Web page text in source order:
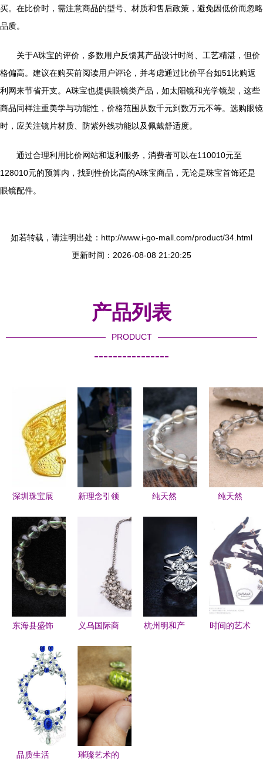
买。在比价时，需注意商品的型号、材质和售后政策，避免因低价而忽略
品质。
关于A珠宝的评价，多数用户反馈其产品设计时尚、工艺精湛，但价
格偏高。建议在购买前阅读用户评论，并考虑通过比价平台如51比购返
利网来节省开支。A珠宝也提供眼镜类产品，如太阳镜和光学镜架，这些
商品同样注重美学与功能性，价格范围从数千元到数万元不等。选购眼镜
时，应关注镜片材质、防紫外线功能以及佩戴舒适度。
通过合理利用比价网站和返利服务，消费者可以在110010元至
128010元的预算内，找到性价比高的A珠宝商品，无论是珠宝首饰还是
眼镜配件。
如若转载，请注明出处：http://www.i-go-mall.com/product/34.html
更新时间：2026-08-08 21:20:25
产品列表
PRODUCT
----------------
深圳珠宝展
中，如何为
爱挑选？婚
庆主题馆揭
秘选宝秘诀
新理念引领
四届消博会
展现绿色低
碳消费新风
尚
纯天然
链Y81Y137
东海县盛饰
珠宝的匠心
之作
纯天然
黑发晶圆珠
手链——东
海县盛饰珠
宝匠心之作
东海县盛饰
供应纯天然
绿发晶手
链，品质保
障，实物实
拍
义乌国际商
表珠宝首饰
线上义乌购
引领商贸新
潮流
杭州明和产
时间的艺术
品质生活
璀璨艺术的